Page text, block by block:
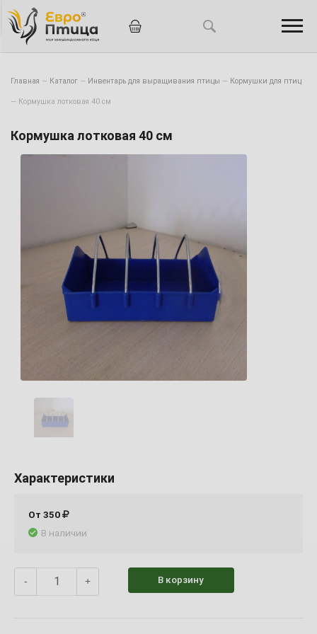
Главная — Каталог — Инвентарь для выращивания птицы — Кормушки для птиц
— Кормушка лотковая 40 см
Кормушка лотковая 40 см
От 350
В наличии
Характеристики
- + В корзину